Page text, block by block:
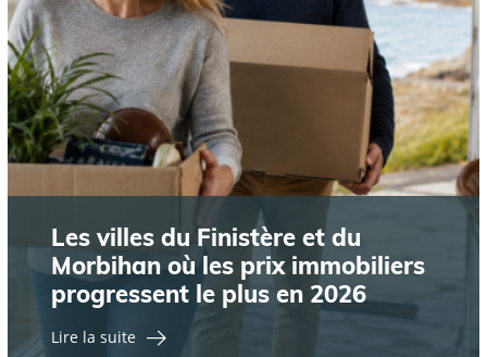
Les villes du Finistère et du
Morbihan où les prix immobiliers
progressent le plus en 2026
Lire la suite